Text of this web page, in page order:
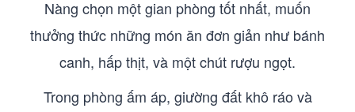
Nàng chọn một gian phòng tốt nhất, muốn
thưởng thức những món ăn đơn giản như bánh
canh, hấp thịt, và một chút rượu ngọt.
Trong phòng ấm áp, giường đất khô ráo và